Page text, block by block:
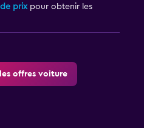
prixpour obtenir les
offres voiture